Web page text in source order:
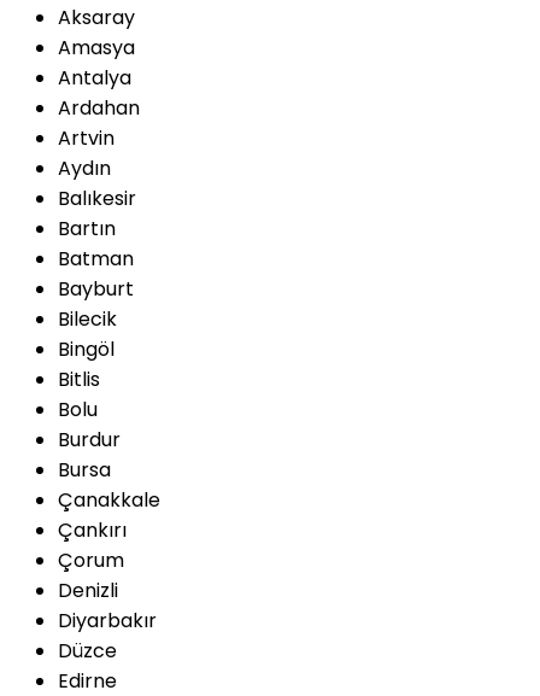
Aksaray
Amasya
Antalya
Ardahan
Artvin
Aydın
Balıkesir
Bartın
Batman
Bayburt
Bilecik
Bingöl
Bitlis
Bolu
Burdur
Bursa
Çanakkale
Çankırı
Çorum
Denizli
Diyarbakır
Düzce
Edirne